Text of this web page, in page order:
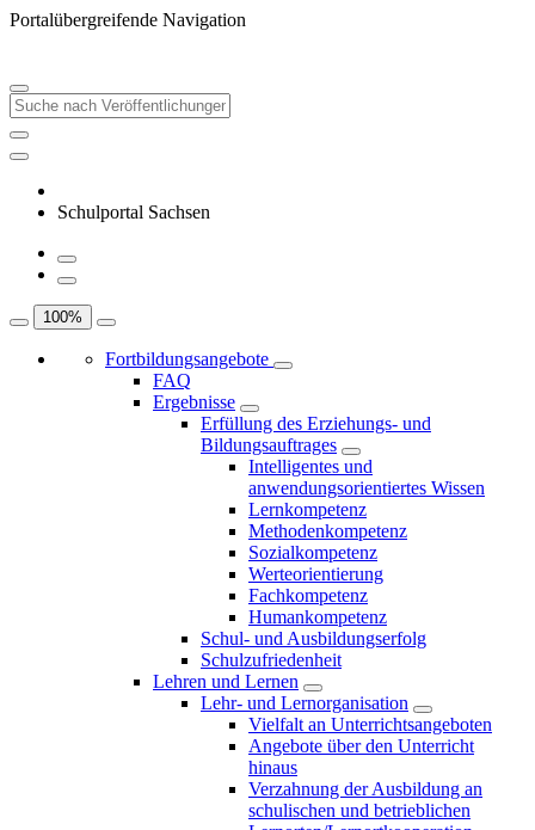
Portalübergreifende Navigation
Schulportal Sachsen
100%
Fortbildungsangebote
FAQ
Ergebnisse
Erfüllung des Erziehungs- und
Bildungsauftrages
Intelligentes und
anwendungsorientiertes Wissen
Lernkompetenz
Methodenkompetenz
Sozialkompetenz
Werteorientierung
Fachkompetenz
Humankompetenz
Schul- und Ausbildungserfolg
Schulzufriedenheit
Lehren und Lernen
Lehr- und Lernorganisation
Vielfalt an Unterrichtsangeboten
Angebote über den Unterricht
hinaus
Verzahnung der Ausbildung an
schulischen und betrieblichen